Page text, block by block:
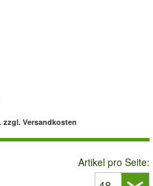
zzgl. Versandkosten
Artikel pro Seite: